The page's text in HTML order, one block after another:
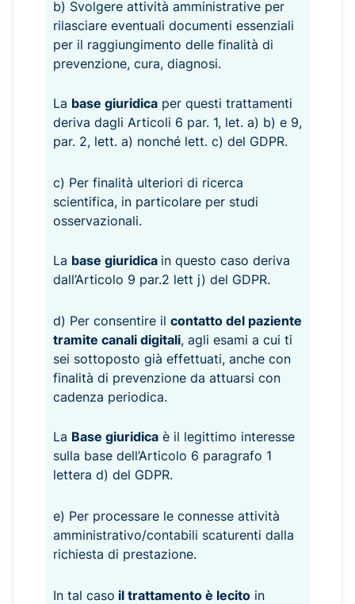
b) Svolgere attività amministrative per
rilasciare eventuali documenti essenziali
per il raggiungimento delle finalità di
prevenzione, cura, diagnosi.
La base giuridica per questi trattamenti
deriva dagli Articoli 6 par. 1, let. a) b) e 9,
par. 2, lett. a) nonché lett. c) del GDPR.
c) Per finalità ulteriori di ricerca
scientifica, in particolare per studi
osservazionali.
La base giuridica in questo caso deriva
dall’Articolo 9 par.2 lett j) del GDPR.
d) Per consentire il contatto del paziente
tramite canali digitali, agli esami a cui ti
sei sottoposto già effettuati, anche con
finalità di prevenzione da attuarsi con
cadenza periodica.
La Base giuridica è il legittimo interesse
sulla base dell’Articolo 6 paragrafo 1
lettera d) del GDPR.
e) Per processare le connesse attività
amministrativo/contabili scaturenti dalla
richiesta di prestazione.
In tal caso il trattamento è lecito in